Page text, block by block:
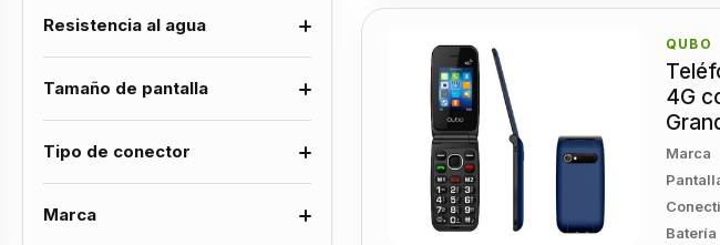
Resistencia al agua
Tamaño de pantalla
Tipo de conector
Marca
QUBO
4G
Marca
Batería